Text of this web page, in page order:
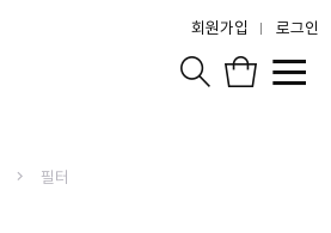
회원가입 로그인
필터